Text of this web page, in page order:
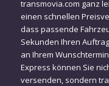
transmovia.com ganz
einen schnellen
dass passende
Sekunden Ihren
an Ihrem
Express können Sie
versenden, sondern